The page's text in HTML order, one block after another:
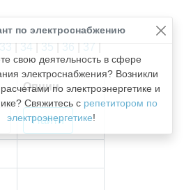
по электроснабжению
свою деятельность в сфере
электроснабжения? Возникли
по электроэнергетике и
Свяжитесь с репетитором по
электроэнергетике!
33 | 34 | 35 | 36 | 37 |
Опции